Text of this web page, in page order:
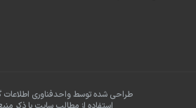
طراحی شده توسط واحدفناوری اطلاعات